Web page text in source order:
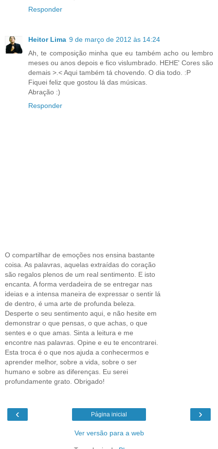
Responder
Heitor Lima 9 de março de 2012 às 14:24
Ah, te composição minha que eu também acho ou lembro
meses ou anos depois e fico vislumbrado. HEHE' Cores são
demais >.< Aqui também tá chovendo. O dia todo. :P
Fiquei feliz que gostou lá das músicas.
Abração :)
Responder
O compartilhar de emoções nos ensina bastante
coisa. As palavras, aquelas extraídas do coração
são regalos plenos de um real sentimento. E isto
encanta. A forma verdadeira de se entregar nas
ideias e a intensa maneira de expressar o sentir lá
de dentro, é uma arte de profunda beleza.
Desperte o seu sentimento aqui, e não hesite em
demonstrar o que pensas, o que achas, o que
sentes e o que amas. Sinta a leitura e me
encontre nas palavras. Opine e eu te encontrarei.
Esta troca é o que nos ajuda a conhecermos e
aprender melhor, sobre a vida, sobre o ser
humano e sobre as diferenças. Eu serei
profundamente grato. Obrigado!
‹ ›
Página inicial
Ver versão para a web